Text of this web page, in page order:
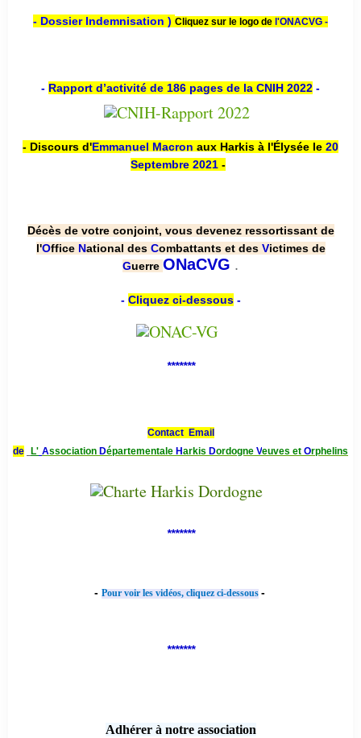
- Dossier Indemnisation ) Cliquez sur le logo de l'ONACVG -
- Rapport d’activité de 186 pages de la CNIH 2022 -
- Discours d'Emmanuel Macron aux Harkis à l'Élysée le 20
Septembre 2021 -
Décès de votre conjoint, vous devenez ressortissant de
l'Office National des Combattants et des Victimes de
Guerre ONaCVG .
- Cliquez ci-dessous-
*******
Contact Email
de
L' Association Départementale Harkis Dordogne Veuves et Orphelins
*******
- Pour voir les vidéos, cliquez ci-dessous -
*******
Adhérer à notre association